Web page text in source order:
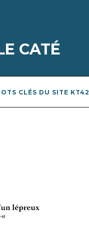
CATÉ
CLÉS DU SITE KT42